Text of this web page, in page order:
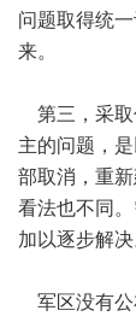
问题取得统
来。
第三，采取
主的问题，
部取消，重
看法也不同
加以逐步解决
军区没有公